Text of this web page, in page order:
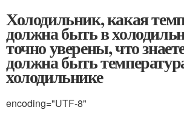
Холодильник, какая
должна быть в
точно уверены, что
должна быть
холодильнике
encoding="UTF-8"